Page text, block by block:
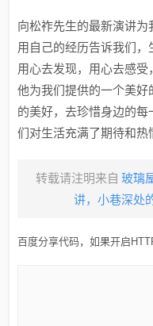
向松祚先生的最新演讲
用自己的经历告诉我们
用心去发现，用心去感
他为我们提供的一个美
的美好，去珍惜身边的
们对生活充满了期待和热
转载请注明来自 玻璃
讲，小巷深处
百度分享代码，如果开启